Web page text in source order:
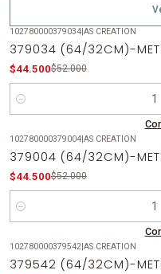
-14% OFF
102780000379034|AS CREATION
379034 (64/32CM)-
$44.500$52.000
Cantidad
-14% OFF
102780000379004|AS CREATION
379004 (64/32CM)-
$44.500$52.000
Cantidad
-14% OFF
102780000379542|AS CREATION
379542 (64/32CM)-